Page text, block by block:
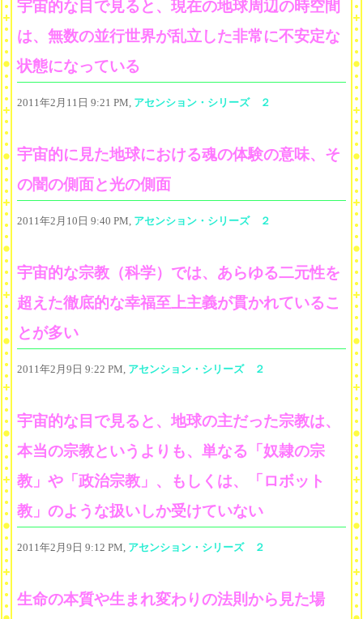
宇宙的な目で見ると、現在の地球周辺の時空間
は、無数の並行世界が乱立した非常に不安定な
状態になっている
2011年2月11日 9:21 PM, アセンション・シリーズ ２
宇宙的に見た地球における魂の体験の意味、そ
の闇の側面と光の側面
2011年2月10日 9:40 PM, アセンション・シリーズ ２
宇宙的な宗教（科学）では、あらゆる二元性を
超えた徹底的な幸福至上主義が貫かれているこ
とが多い
2011年2月9日 9:22 PM, アセンション・シリーズ ２
宇宙的な目で見ると、地球の主だった宗教は、
本当の宗教というよりも、単なる「奴隷の宗
教」や「政治宗教」、もしくは、「ロボット
教」のような扱いしか受けていない
2011年2月9日 9:12 PM, アセンション・シリーズ ２
生命の本質や生まれ変わりの法則から見た場